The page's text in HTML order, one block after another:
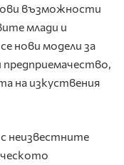
възможности
млади и
нови модели за
на изкуствения
неизвестните